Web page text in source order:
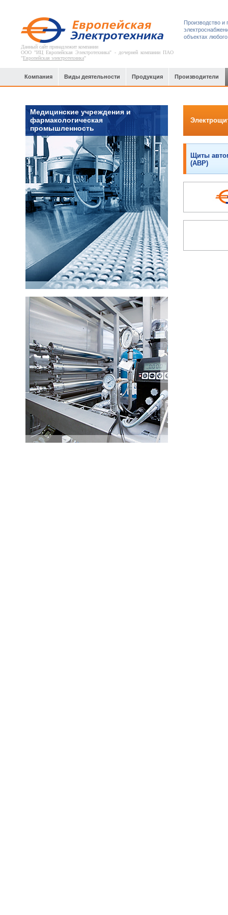
Данный сайт принадлежит компании
ООО "ИЦ Европейская Электротехника" - дочерней компании ПАО
"Европейская электротехника"
Производство и
объектах
Компания Виды деятельности Продукция Производители
Медицинские учреждения и
фармакологическая
промышленность
Щиты
(АВР)